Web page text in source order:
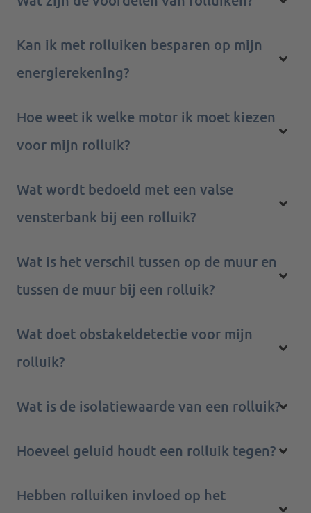
Kan ik met rolluiken besparen op mijn
energierekening?
Hoe weet ik welke motor ik moet kiezen
voor mijn rolluik?
Wat wordt bedoeld met een valse
vensterbank bij een rolluik?
Wat is het verschil tussen op de muur en
tussen de muur bij een rolluik?
Wat doet obstakeldetectie voor mijn
rolluik?
Wat is de isolatiewaarde van een rolluik?
Hoeveel geluid houdt een rolluik tegen?
Hebben rolluiken invloed op het